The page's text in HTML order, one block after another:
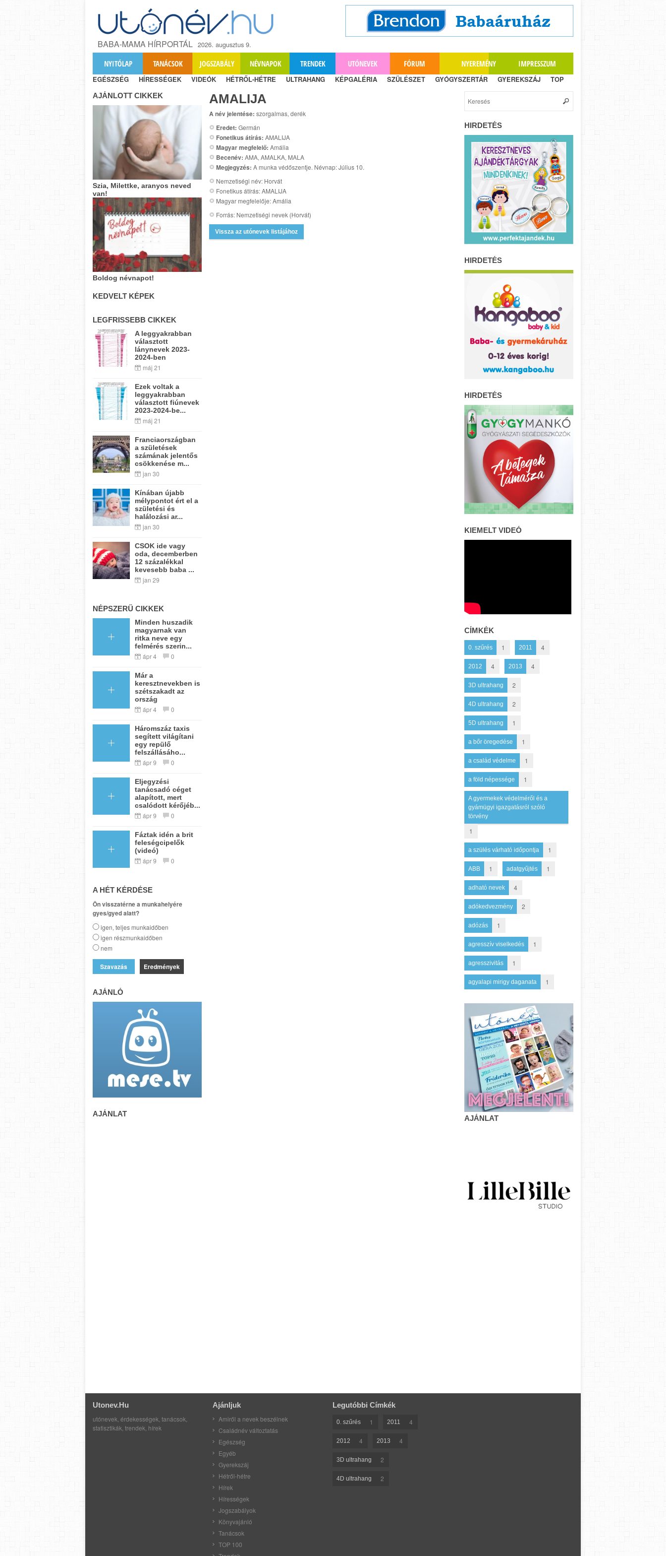
BABA-MAMA HÍRPORTÁL 2026. augusztus 9.
NYITÓLAP TANÁCSOK JOGSZABÁLY NÉVNAPOK TRENDEK UTÓNEVEK FÓRUM NYEREMÉNY IMPRESSZUM
EGÉSZSÉG HÍRESSÉGEK VIDEÓK HÉTRŐL-HÉTRE ULTRAHANG KÉPGALÉRIA SZÜLÉSZET GYÓGYSZERTÁR GYEREKSZÁJ TOP
AMALIJA
A név jelentése: szorgalmas, derék
Eredet: Germán
Fonetikus átírás: AMALIJA
Magyar megfelelő: Amália
Becenév: AMA, AMALKA, MALA
Megjegyzés: A munka védőszentje. Névnap: Július 10.
Nemzetiségi név: Horvát
Fonetikus átírás: AMALIJA
Magyar megfelelője: Amália
Forrás: Nemzetiségi nevek (Horvát)
Vissza az utónevek listájához
AJÁNLOTT CIKKEK
Szia, Milettke, aranyos neved
van!
Boldog névnapot!
KEDVELT KÉPEK
LEGFRISSEBB CIKKEK
A leggyakrabban
választott
lánynevek 2023-
2024-ben
máj 21
Ezek voltak a
leggyakrabban
választott fiúnevek
2023-2024-be...
máj 21
Franciaországban
a születések
számának jelentős
csökkenése m...
jan 30
Kínában újabb
mélypontot ért el a
születési és
halálozási ar...
jan 30
CSOK ide vagy
oda, decemberben
12 százalékkal
kevesebb baba ...
jan 29
NÉPSZERŰ CIKKEK
Minden huszadik
magyarnak van
ritka neve egy
felmérés szerin...
ápr 4 0
Már a
keresztnevekben is
szétszakadt az
ország
ápr 4 0
Háromszáz taxis
segített világítani
egy repülő
felszállásáho...
ápr 9 0
Eljegyzési
tanácsadó céget
alapított, mert
csalódott kérőjéb...
ápr 9 0
Fáztak idén a brit
feleségcipelők
(videó)
ápr 9 0
A HÉT KÉRDÉSE
Ön visszatérne a munkahelyére
gyes/gyed alatt?
igen, teljes munkaidőben
igen részmunkaidőben
nem
Eredmények
AJÁNLÓ
AJÁNLAT
HIRDETÉS
HIRDETÉS
HIRDETÉS
KIEMELT VIDEÓ
CÍMKÉK
0. szűrés 1 2011 4
2012 4 2013 4
3D ultrahang 2
4D ultrahang 2
5D ultrahang 1
a bőr öregedése 1
a család védelme 1
a föld népessége 1
A gyermekek védelméről és a
gyámügyi igazgatásról szóló
törvény
1
a szülés várható időpontja 1
ABB 1 adatgyűjtés 1
adható nevek 4
adókedvezmény 2
adózás 1
agresszív viselkedés 1
agresszivitás 1
agyalapi mirigy daganata 1
AJÁNLAT
Utonev.hu
utónevek, érdekességek, tanácsok,
statisztikák, trendek, hírek
Ajánljuk
Amiről a nevek beszélnek
Családnév változtatás
Egészség
Egyéb
Gyerekszáj
Hétről-hétre
Hírek
Hírességek
Jogszabályok
Könyvajánló
Tanácsok
TOP 100
Legutóbbi Címkék
0. szűrés 1 2011 4
2012 4 2013 4
3D ultrahang 2
4D ultrahang 2